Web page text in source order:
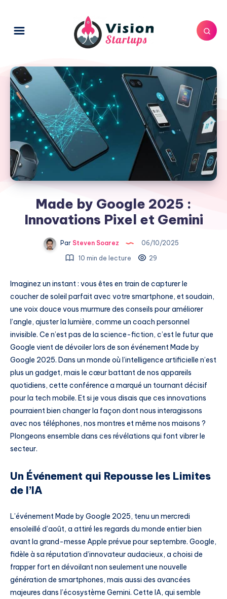
Made by Google 2025 :
Innovations Pixel et Gemini
ParSteven Soarez
06/10/2025
10 min de lecture
29
Imaginez un instant : vous êtes en train de capturer le
coucher de soleil parfait avec votre smartphone, et soudain,
une voix douce vous murmure des conseils pour améliorer
l’angle, ajuster la lumière, comme un coach personnel
invisible. Ce n’est pas de la science-fiction, c’est le futur que
Google vient de dévoiler lors de son événement Made by
Google 2025. Dans un monde où l’intelligence artificielle n’est
plus un gadget, mais le cœur battant de nos appareils
quotidiens, cette conférence a marqué un tournant décisif
pour la tech mobile. Et si je vous disais que ces innovations
pourraient bien changer la façon dont nous interagissons
avec nos téléphones, nos montres et même nos maisons ?
Plongeons ensemble dans ces révélations qui font vibrer le
secteur.
Un Événement qui Repousse les Limites
de l’IA
L’événement Made by Google 2025, tenu un mercredi
ensoleillé d’août, a attiré les regards du monde entier bien
avant la grand-messe Apple prévue pour septembre. Google,
fidèle à sa réputation d’innovateur audacieux, a choisi de
frapper fort en dévoilant non seulement une nouvelle
génération de smartphones, mais aussi des avancées
majeures dans l’écosystème Gemini. Cette IA, qui semble